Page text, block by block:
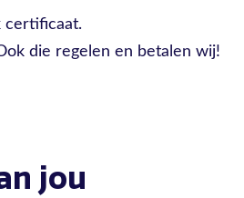
certificaat.
die regelen en betalen wij!
jou